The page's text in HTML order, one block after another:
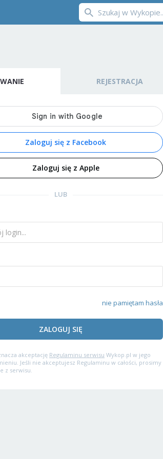
REJESTRACJA
Zaloguj się z Facebook
Zaloguj się z Apple
LUB
nie pamiętam hasła
ZALOGUJ SIĘ
akceptację Regulaminu serwisu Wykop.pl w jego
Jeśli nie akceptujesz Regulaminu w całości, prosimy
z serwisu.